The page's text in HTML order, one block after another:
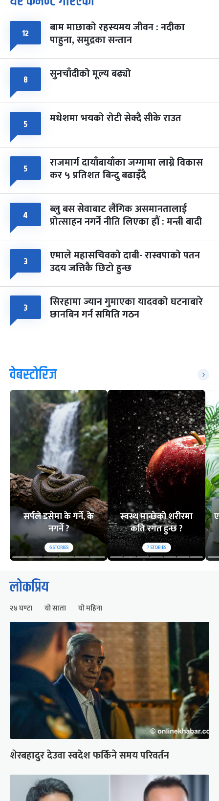
आइत चैत्र ७, २०८३-Mar 21, 2027
८ फागुपूर्णिमा
चैत्र ८, २०८३-Mar 22, 2027
७ महिना बाँकी
१२ बाम माछाको रहस्यमय जीवन : नदीका
पाहुना, समुद्रका सन्तान
८ सुनचाँदीको मूल्य बढ्यो
५ मधेशमा भयको रोटी सेक्दै सीके राउत
५ राजमार्ग दायाँबायाँका जग्गामा लाग्ने विकास
कर ५ प्रतिशत बिन्दु बढाइँदै
४ ब्लु बस सेवाबाट लैंगिक असमानतालाई
प्रोत्साहन नगर्ने नीति लिएका हौं : मन्त्री बादी
३ एमाले महासचिवको दाबी- रास्वपाको पतन
उदय जत्तिकै छिटो हुन्छ
३ सिरहामा ज्यान गुमाएका यादवको घटनाबारे
छानबिन गर्न समिति गठन
वेबस्टोरिज
सर्पले डसेमा के गर्ने, के
नगर्ने ?
6STORIES
स्वस्थ मान्छेको शरीरमा
कति रगत हुन्छ ?
7STORIES
लोकप्रिय
२४ घण्टा यो साता यो महिना
शेरबहादुर देउवा स्वदेश फर्किने समय परिवर्तन